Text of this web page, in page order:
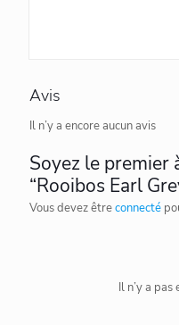
Avis
Il n’y a encore aucun avis
Soyez le premier
“Rooibos Earl
Vous devez êtreconnecté
Il n’y a